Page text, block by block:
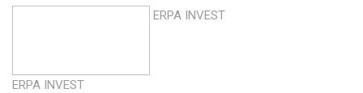
ERPA INVEST
ERPA INVEST